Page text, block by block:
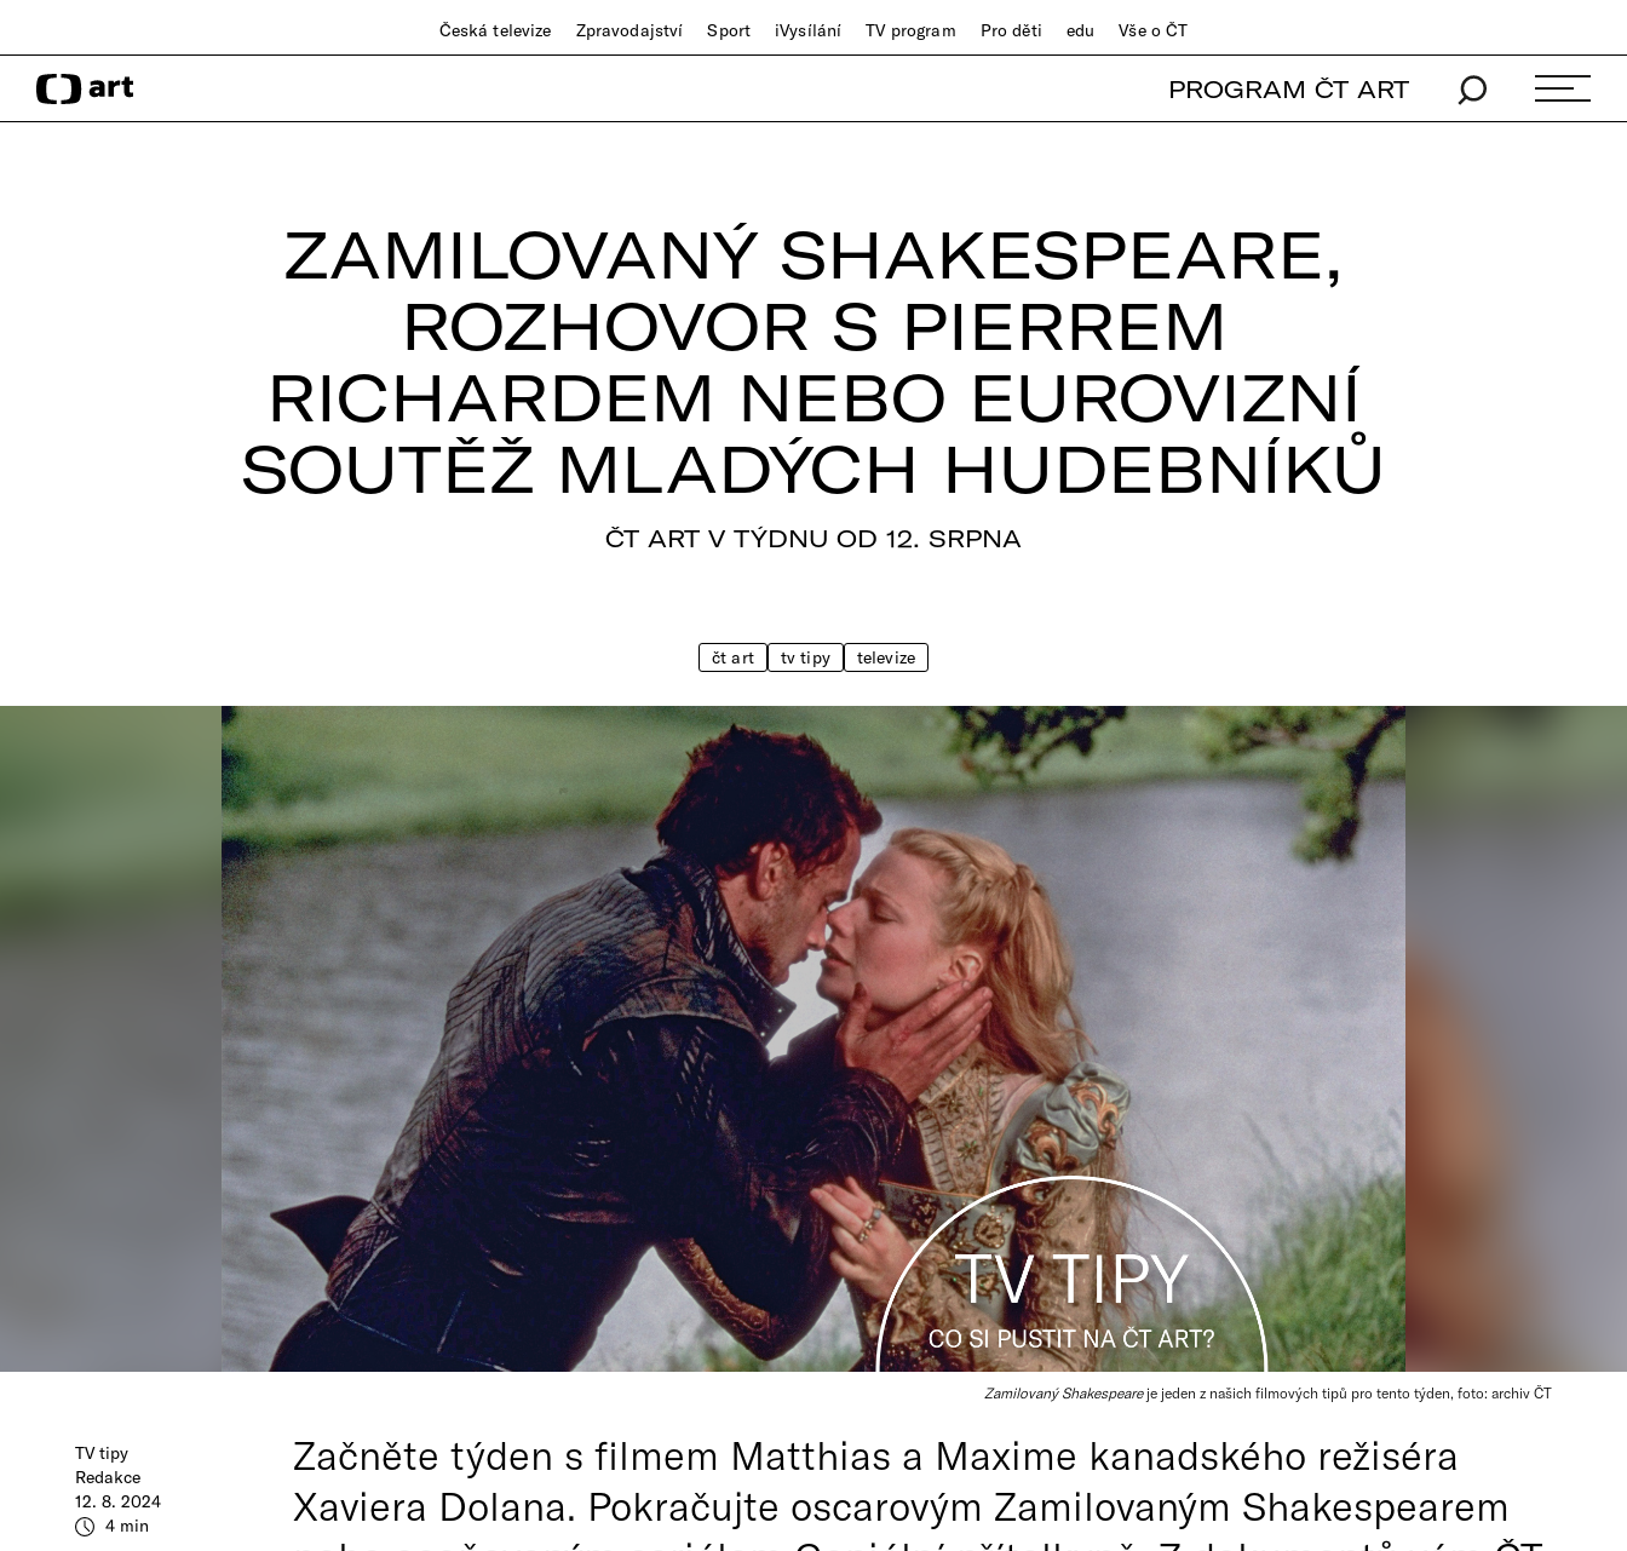
Česká televize Zpravodajství Sport iVysílání TV program Pro děti edu Vše o ČT
PROGRAM ČT ART
ZAMILOVANÝ SHAKESPEARE,
ROZHOVOR S PIERREM
RICHARDEM NEBO EUROVIZNÍ
SOUTĚŽ MLADÝCH HUDEBNÍKŮ
ČT ART V TÝDNU OD 12. SRPNA
čt art tv tipy televize
Zamilovaný Shakespeareje jeden z našich filmových tipů pro tento týden, foto: archiv ČT
TV tipy
Redakce
12. 8. 2024
4 min
Začněte týden s filmem Matthias a Maxime kanadského režiséra
Xaviera Dolana. Pokračujte oscarovým Zamilovaným Shakespearem